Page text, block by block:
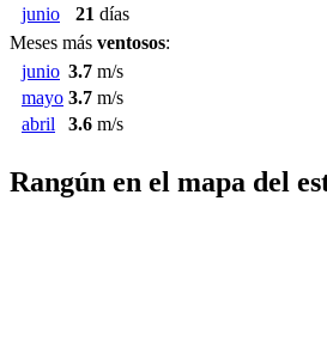
junio
21 días
Meses más ventosos:
junio 3.7 m/s
mayo 3.7 m/s
abril
3.6 m/s
Rangún en el mapa del